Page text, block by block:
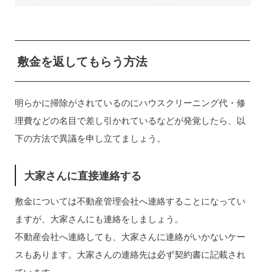
敷金を返してもらう方法
明らかに掃除がされているのにハウスクリーニング代・修
理費などの名目で差し引かれているなどが発覚したら、以
下の方法で異議を申し立てましょう。
大家さんに直接連絡する
敷金については不動産管理会社へ連絡することになってい
ますが、大家さんにも連絡をしましょう。
不動産会社へ連絡しても、大家さんに連絡がいかないケー
スもあります。大家さんの連絡先は必ず契約書に記載され